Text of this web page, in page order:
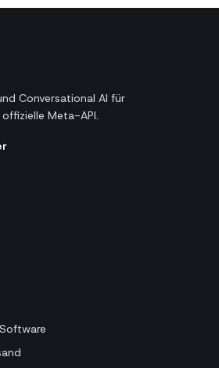
Conversational AI für
Meta-API.